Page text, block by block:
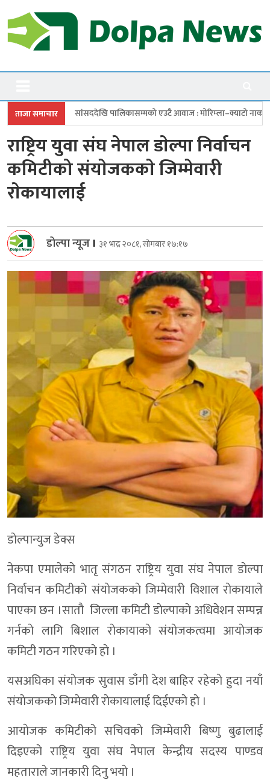
to
content
Dolpanews
ताजा समाचार
पालिकासम्मको एउटै आवाज : मोरिम्ला–क्याटो नाका तत्काल खोल चारबुँदे
राष्ट्रिय युवा संघ नेपाल डाेल्पा निर्वाचन
कमिटीको संयाेजककाे जिम्मेवारी
राेकायालाई
डोल्पा न्यूज । ३१ भाद्र २०८१, सोमबार १७:१७
डाेल्पान्युज डेक्स
नेकपा एमालेकाे भातृ संगठन राष्ट्रिय युवा संघ नेपाल डाेल्पा
निर्वाचन कमिटीको संयाेजककाे जिम्मेवारी विशाल राेकायाले
पाएका छन ।साताै जिल्ला कमिटी डाेल्पाकाे अधिवेशन सम्पन्न
गर्नकाे लागि बिशाल राेकायाकाे संयाेजकत्वमा आयाेजक
कमिटी गठन गरिएकाे हाे ।
यसअघिका संयाेजक सुवास डाँगी देश बाहिर रहेकाे हुदा नयाँ
संयाेजककाे जिम्मेवारी राेकायालाई दिईएकाे हाे ।
आयाेजक कमिटीको सचिवकाे जिम्मेवारी बिष्णु बुढालाई
दिइएकाे राष्ट्रिय युवा संघ नेपाल केन्द्रीय सदस्य पाण्डव
महताराले जानकारी दिनु भयाे ।